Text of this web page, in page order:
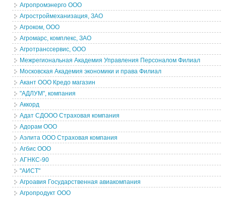
Агропромэнерго ООО
Агростроймеханизация, ЗАО
Агроком, ООО
Агромарс, комплекс, ЗАО
Агротранссервис, ООО
Межрегиональная Академия Управления Персоналом Филиал
Московская Академия экономики и права Филиал
Акант ООО Кредо магазин
"АДЛУМ", компания
Аккорд
Адат СДООО Страховая компания
Адорам ООО
Аэлита ООО Страховая компания
Агбис ООО
АГНКС-90
"АИСТ"
Агроавия Государственная авиакомпания
Агропродукт ООО